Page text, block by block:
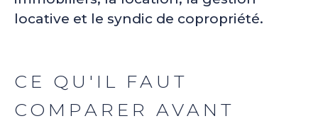
locative et le syndic de copropriété.
CE QU'IL FAUT
COMPARER AVANT